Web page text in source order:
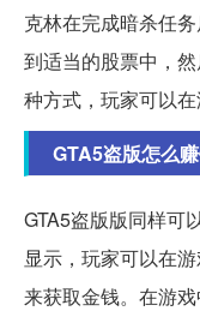
克林在完成暗杀任
到适当的股票中，
种方式，玩家可以在
GTA5盗版怎么
GTA5盗版版同样可
显示，玩家可以在
来获取金钱。在游